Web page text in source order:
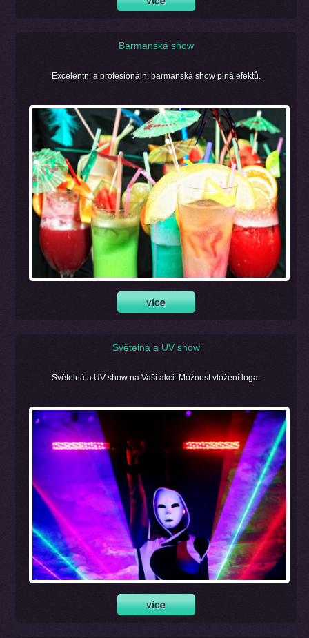
Barmanská show
Excelentní a profesionální barmanská show plná efektů.
Světelná a UV show
Světelná a UV show na Vaši akci. Možnost vložení loga.